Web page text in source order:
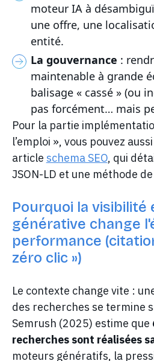
moteur IA à
une offre, une
entité.
La gouvernance :
maintenable à grande
balisage « cassé » (ou
pas forcément… mais
Pour la partie
l’emploi », vous pouvez
article schema SEO, qui
JSON-LD et une méthode
Pourquoi la visibilité
générative change
performance
zéro clic »)
Le contexte change vite :
des recherches se termine
Semrush (2025) estime que
recherches sont réalisées
moteurs génératifs, la